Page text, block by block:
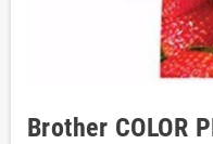
Brother COLOR